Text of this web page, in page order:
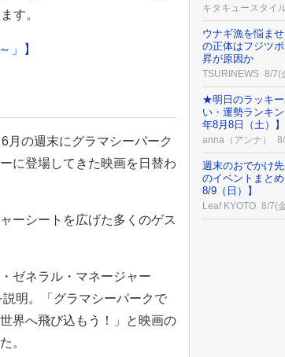
す。
」】
月の週末にグラマシーパーク
に登場してきた映画を日替わ
ーシートを広げた多くのゲス
ゼネラル・マネージャー
明。「グラマシーパークで
界へ飛び込もう！」と映画の
。
キタキュースタイ
ウナギ漁を悩ま
の正体はフジツ
昇が原因か
TSURINEWS 8/7(
★明日のラッキ
い・運勢ランキ
年8月8日（土）】
anna（アンナ）
週末のおでかけ
のイベントまと
8/9（日）】
Leaf KYOTO 8/7(